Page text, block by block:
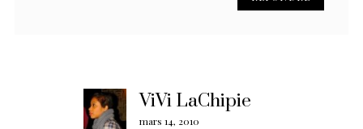
ViVi LaChipie
mars 14, 2010